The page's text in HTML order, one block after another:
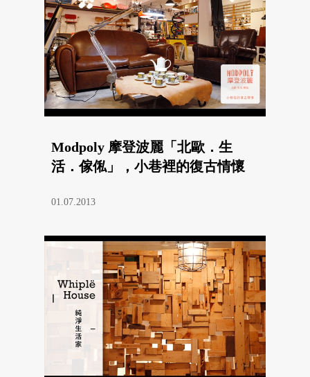
Modpoly 摩登波麗「北歐．生
活．傢俬」，小巷裡的復古情懷
01.07.2013